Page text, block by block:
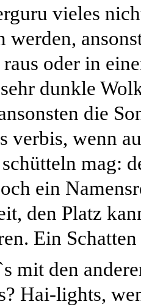
vieles
werden,
oder in
dunkle
die
verbis, wenn
mag:
ein
den Platz
Ein
mit den
Hai-lights,